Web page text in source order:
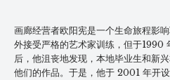
画廊经营者欧阳宪是一个生命旅程影
外接受严格的艺术家训练，但于1990
后，他沮丧地发现，本地毕业生和新
他们的作品。于是，他于 2001 年开